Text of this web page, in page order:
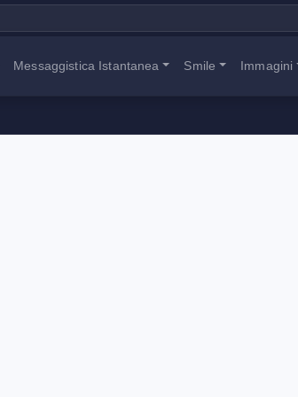
Messaggistica Istantanea Smile Immagini